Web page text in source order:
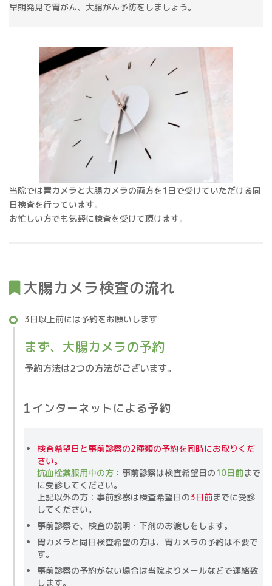
早期発見で胃がん、大腸がん予防をしましょう。
当院では胃カメラと大腸カメラの両方を1日で受けていただける同
日検査を行っています。
お忙しい方でも気軽に検査を受けて頂けます。
大腸カメラ検査の流れ
3日以上前には予約をお願いします
まず、大腸カメラの予約
予約方法は2つの方法がございます。
インターネットによる予約
検査希望日と事前診察の2種類の予約を同時にお取りくだ
さい。
抗血栓薬服用中の方 ：事前診察は検査希望日の10日前まで
に受診してください。
上記以外の方：事前診察は検査希望日の3日前までに受診
してください。
事前診察で、検査の説明・下剤のお渡しをします。
胃カメラと同日検査希望の方は、胃カメラの予約は不要で
す。
事前診察の予約がない場合は当院よりメールなどで連絡致
します。